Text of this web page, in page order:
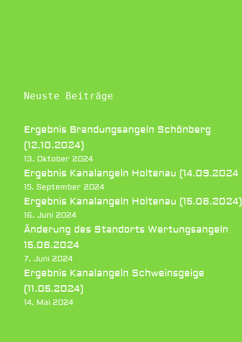
Neuste Beiträge
Ergebnis Brandungsangeln Schönberg
(12.10.2024)
13. Oktober 2024
Ergebnis Kanalangeln Holtenau (14.09.2024
15. September 2024
Ergebnis Kanalangeln Holtenau (15.06.2024)
16. Juni 2024
Änderung des Standorts Wertungsangeln
15.06.2024
7. Juni 2024
Ergebnis Kanalangeln Schweinsgeige
(11.05.2024)
14. Mai 2024